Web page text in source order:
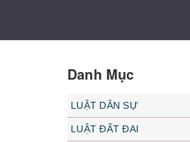
Danh Mục
LUẬT DÂN SỰ
LUẬT ĐẤT ĐAI